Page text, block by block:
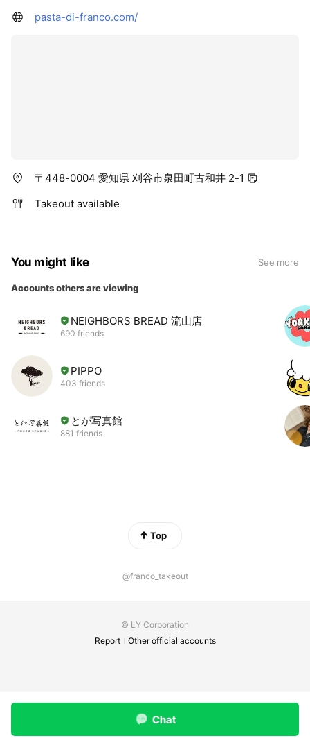
pasta-di-franco.com/
〒448-0004 愛知県 刈谷市泉田町古和井 2-1
Takeout available
You might like See more
Accounts others are viewing
NEIGHBORS BREAD 流山店
690 friends
PIPPO
403 friends
とが写真館
881 friends
Top
@franco_takeout
© LY Corporation
Report
Other official accounts
Chat